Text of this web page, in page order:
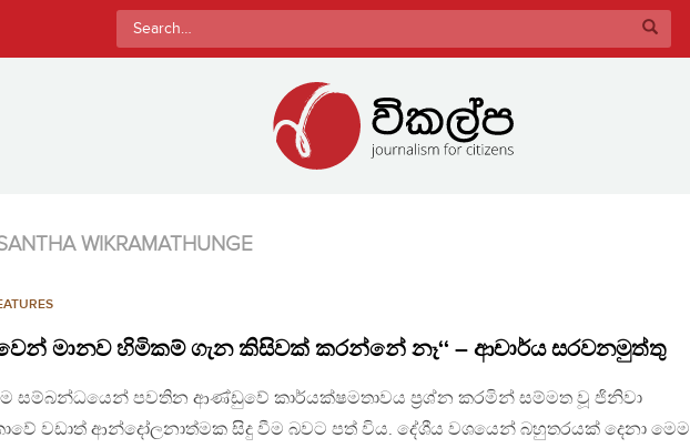
Search
for:
WIKRAMATHUNGE
මානව හිමිකම් ගැන කිසිවක් කරන්නේ නෑ‘‘ – ආචාර්ය සරවනමුත්තු
සම්බන්ධයෙන් පවතින ආණ්ඩුවේ කාර්යක්ෂමතාවය ප්‍රශ්න කරමින් සම්මත වූ ජිනිවා
වඩාත් ආන්දෝලනාත්මක සිදු වීම බවට පත් විය. දේශීය වශයෙන් බහුතරයක් දෙනා මෙම